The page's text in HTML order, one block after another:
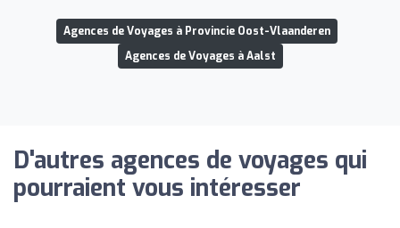
Agences de Voyages à Provincie Oost-Vlaanderen
Agences de Voyages à Aalst
D'autres agences de voyages qui
pourraient vous intéresser